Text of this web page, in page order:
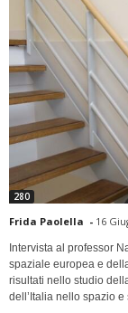
280
Frida Paolella - 16
Intervista al professor
spaziale europea e
risultati nello studio
dell’Italia nello spazio